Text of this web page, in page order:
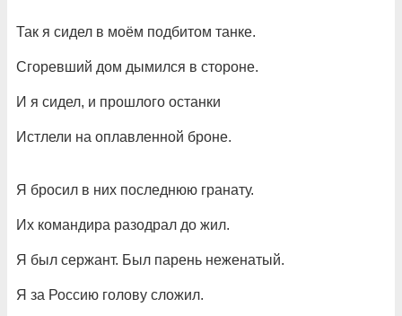
Так я сидел в моём подбитом танке.
Сгоревший дом дымился в стороне.
И я сидел, и прошлого останки
Истлели на оплавленной броне.
Я бросил в них последнюю гранату.
Их командира разодрал до жил.
Я был сержант. Был парень неженатый.
Я за Россию голову сложил.